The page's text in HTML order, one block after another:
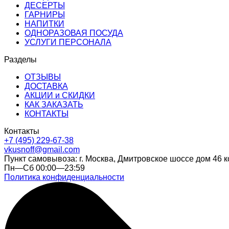
ДЕСЕРТЫ
ГАРНИРЫ
НАПИТКИ
ОДНОРАЗОВАЯ ПОСУДА
УСЛУГИ ПЕРСОНАЛА
Разделы
ОТЗЫВЫ
ДОСТАВКА
АКЦИИ и СКИДКИ
КАК ЗАКАЗАТЬ
КОНТАКТЫ
Контакты
+7 (495) 229-67-38
vkusnoff@gmail.com
Пункт самовывоза: г. Москва, Дмитровское шоссе дом 46
Пн—Сб 00:00—23:59
Политика конфиденциальности